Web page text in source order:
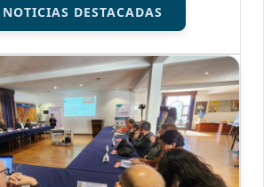
DESTACADAS